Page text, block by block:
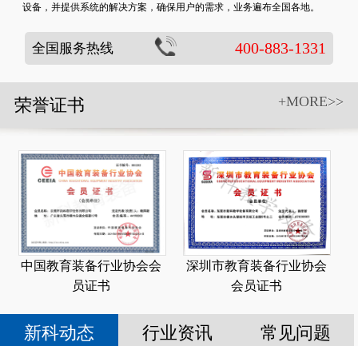
设备，并提供系统的解决方案，确保用户的需求，业务遍布全国各地。
全国服务热线 400-883-1331
+MORE>>
荣誉证书
中国教育装备行业协会会
员证书
深圳市教育装备行业协会
会员证书
新科动态 行业资讯 常见问题